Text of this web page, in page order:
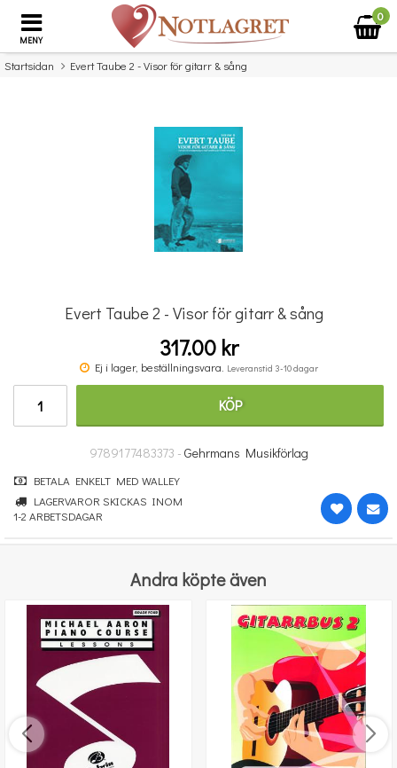
MENY
0
Startsidan Evert Taube 2 - Visor för gitarr & sång
Evert Taube 1 - Visor för gitarr & sång
Evert Taube 2 - Visor för gitarr & sång
317.00 kr
Ej i lager, beställningsvara. Leveranstid 3-10 dagar
KÖP
9789177483373 - Gehrmans Musikförlag
BETALA ENKELT MED WALLEY
LAGERVAROR SKICKAS INOM
1-2 ARBETSDAGAR
Andra köpte även